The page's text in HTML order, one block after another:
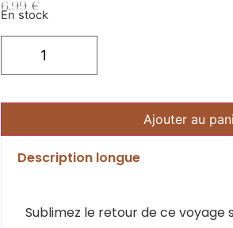
6.99 €
En stock
Ajouter au
Description longue
Sublimez le retour de ce voyage